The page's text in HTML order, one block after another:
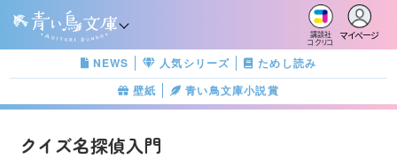
講談社
コクリコ
マイページ
NEWS 人気シリーズ
ためし読み
壁紙
青い鳥文庫小説賞
クイズ名探偵入門